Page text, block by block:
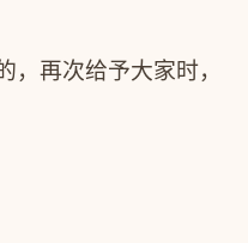
，再次给予大家时，